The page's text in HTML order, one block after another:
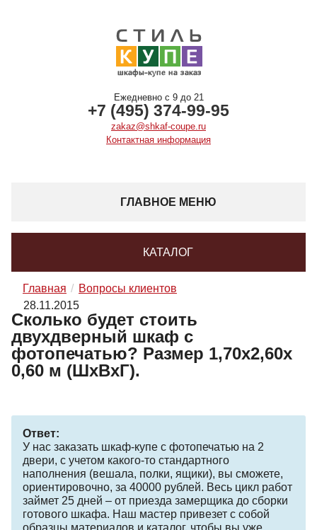
Ежедневно с 9 до 21
+7 (495) 374-99-95
zakaz@shkaf-coupe.ru
Контактная информация
ГЛАВНОЕ МЕНЮ
КАТАЛОГ
Главная
Вопросы клиентов
28.11.2015
Сколько будет стоить
двухдверный шкаф с
фотопечатью? Размер 1,70х2,60х
0,60 м (ШхВхГ).
Ответ:
У нас заказать шкаф-купе с фотопечатью на 2
двери, с учетом какого-то стандартного
наполнения (вешала, полки, ящики), вы сможете,
ориентировочно, за 40000 рублей. Весь цикл работ
займет 25 дней – от приезда замерщика до сборки
готового шкафа. Наш мастер привезет с собой